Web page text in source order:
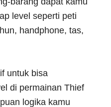
level seperti peti
handphone, tas,
untuk bisa
di permainan Thief
logika kamu